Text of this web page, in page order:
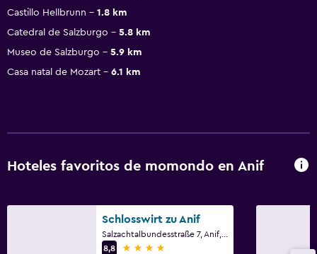
Castillo Hellbrunn
1.8 km
Catedral de Salzburgo
5.8 km
Museo de Salzburgo
5.9 km
Casa natal de Mozart
6.1 km
Hoteles favoritos de momondo en Anif
Schlosswirt zu Anif
8,8
4 estrellas